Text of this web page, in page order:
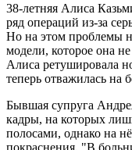
38-летняя Алиса
ряд операций из-за
Но на этом проблемы
модели, которое она
Алиса ретушировала
теперь отважилась на
Бывшая супруга
кадры, на которых
полосами, однако на
покраснения. "В